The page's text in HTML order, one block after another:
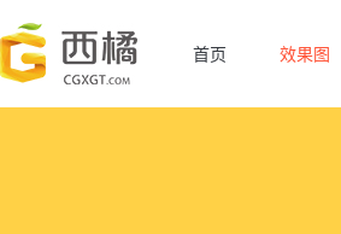
首页 效果图